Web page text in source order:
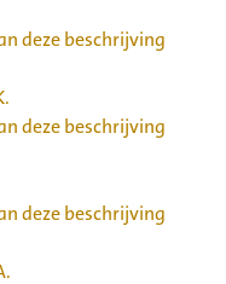
deze beschrijving
deze beschrijving
deze beschrijving